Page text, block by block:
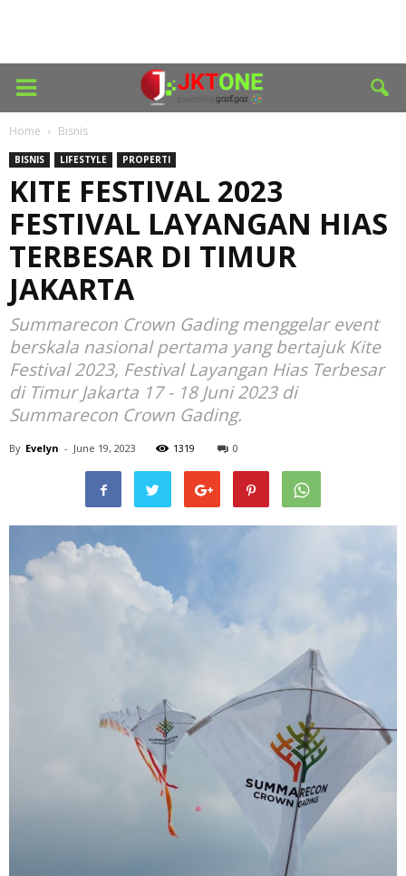
Home Bisnis
BISNIS LIFESTYLE PROPERTI
KITE FESTIVAL 2023
FESTIVAL LAYANGAN HIAS
TERBESAR DI TIMUR
JAKARTA
Summarecon Crown Gading menggelar event
berskala nasional pertama yang bertajuk Kite
Festival 2023, Festival Layangan Hias Terbesar
di Timur Jakarta 17 - 18 Juni 2023 di
Summarecon Crown Gading.
By Evelyn - June 19, 2023 1319 0